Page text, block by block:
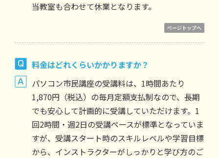
当教室も合わせて休業となります。
ページトップへ
料金はどれくらいかかりますか？
パソコン市民講座の受講料は、1時間あたり
1,870円（税込）の毎月定額支払制なので、長期
でも安心して計画的に受講していただけます。1
回2時間・週2日の受講ペースが標準となっていま
すが、受講スタート時のスキルレベルや学習目標
から、インストラクターがしっかりと学び方のご